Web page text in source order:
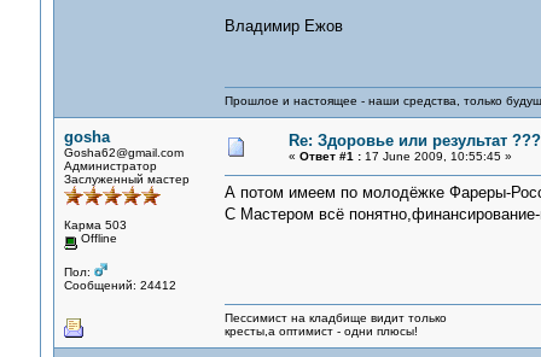
Владимир Ежов
Прошлое и настоящее - наши средства, только
gosha
Gosha62@gmail.com
Администратор
Заслуженный мастер
Карма 503
Offline
Пол:
Сообщений: 24412
Re: Здоровье или результат ???
« Ответ #1 :17 June 2009, 10:55:45 »
А потом имеем по молодёжке Фареры-
С Мастером всё
Пессимист на кладбище видит только
кресты,а оптимист - одни плюсы!